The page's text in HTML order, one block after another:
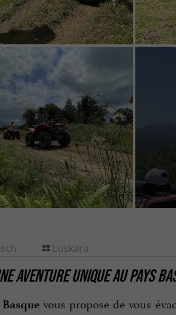
AVENTURE UNIQUE AU PAYS
vous propose de vous
Euskara